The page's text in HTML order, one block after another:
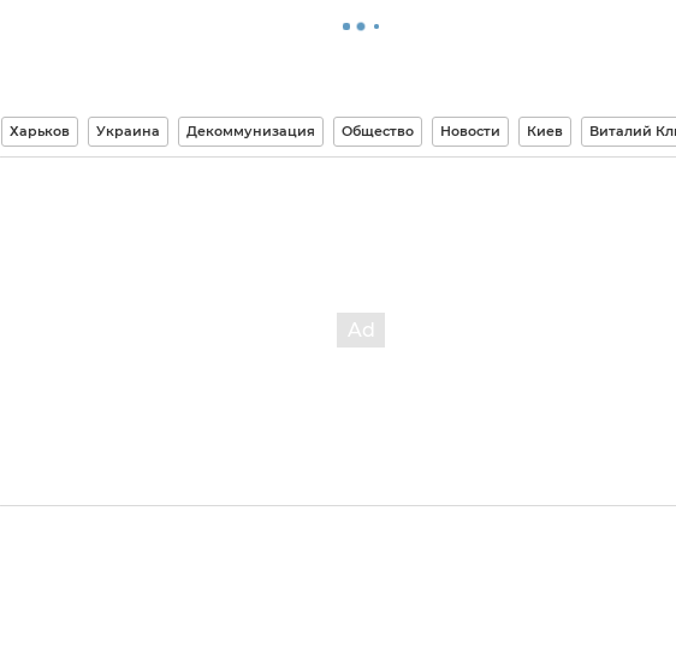
Харьков Украина Декоммунизация Общество Новости Киев Виталий